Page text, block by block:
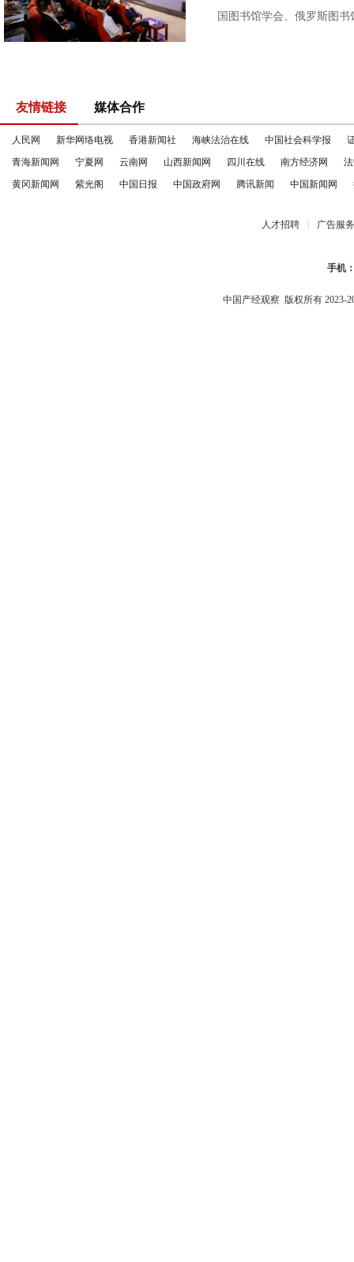
国图书馆学会、俄罗斯图
友情链接 媒体合作
人民网 新华网络电视 香港新闻社 海峡法治在线 中国社会科学报
青海新闻网
宁夏网 云南网 山西新闻网 四川在线 南方经济网
黄冈新闻网
紫光阁 中国日报 中国政府网 腾讯新闻 中国新闻网
人才招聘 | 广告服务
手机
中国产经观察 版权所有 2023-